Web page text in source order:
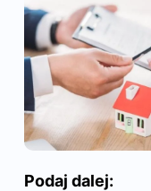
Podaj dalej: